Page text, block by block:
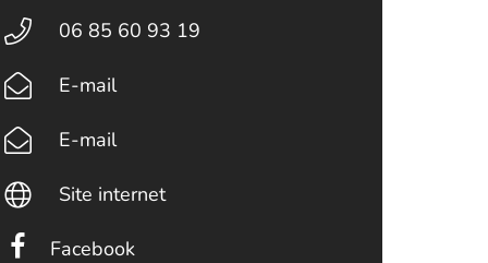
06 85 60 93 19
E-mail
E-mail
Site internet
Facebook